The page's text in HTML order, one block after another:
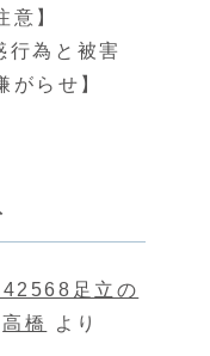
意】
為と被害
がらせ】
足立の
高橋 より